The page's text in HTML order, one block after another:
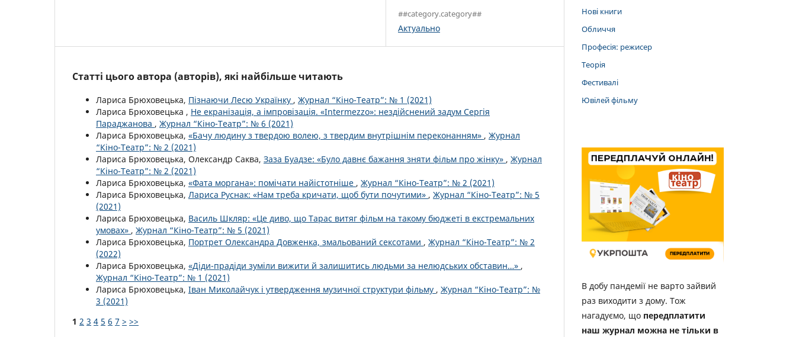
##category.category##
Актуально
Статті цього автора (авторів), які найбільше читають
Лариса Брюховецька, Пізнаючи Лесю Українку , Журнал “Кіно-Театр”: № 1 (2021)
Лариса Брюховецька , Не екранізація, а імпровізація. «Intermezzo»: нездійснений задум Сергія
Параджанова , Журнал “Кіно-Театр”: № 6 (2021)
Лариса Брюховецька, «Бачу людину з твердою волею, з твердим внутрішнім переконанням» , Журнал
“Кіно-Театр”: № 2 (2021)
Лариса Брюховецька, Олександр Саква, Заза Буадзе: «Було давнє бажання зняти фільм про жінку» , Журнал
“Кіно-Театр”: № 2 (2021)
Лариса Брюховецька, «Фата моргана»: помічати найістотніше , Журнал “Кіно-Театр”: № 2 (2021)
Лариса Брюховецька, Лариса Руснак: «Нам треба кричати, щоб бути почутими» , Журнал “Кіно-Театр”: № 5
(2021)
Лариса Брюховецька, Василь Шкляр: «Це диво, що Тарас витяг фільм на такому бюджеті в екстремальних
умовах» , Журнал “Кіно-Театр”: № 5 (2021)
Лариса Брюховецька, Портрет Олександра Довженка, змальований сексотами , Журнал “Кіно-Театр”: № 2
(2022)
Лариса Брюховецька, «Діди-прадіди зуміли вижити й залишитись людьми за нелюдських обставин…» ,
Журнал “Кіно-Театр”: № 1 (2021)
Лариса Брюховецька, Іван Миколайчук і утвердження музичної структури фільму , Журнал “Кіно-Театр”: №
3 (2021)
1 2 3 4 5 6 7 > >>
Нові книги
Обличчя
Професія: режисер
Теорія
Фестивалі
Ювілей фільму
В добу пандемії не варто зайвий
раз виходити з дому. Тож
нагадуємо, що передплатити
наш журнал можна не тільки в